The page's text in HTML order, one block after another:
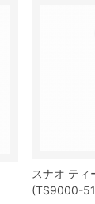
スナオ ティ
(TS9000-